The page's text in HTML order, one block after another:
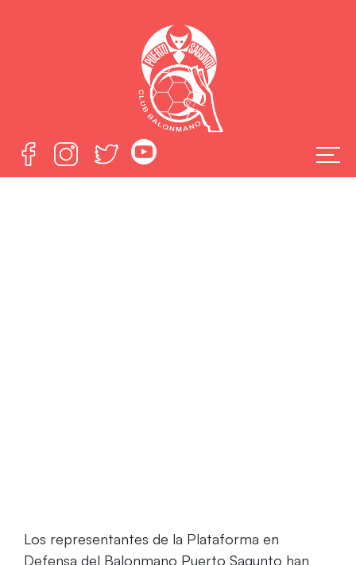
La Plataforma en
Los representantes de la Plataforma en
Defensa del Balonmano Puerto Sagunto han